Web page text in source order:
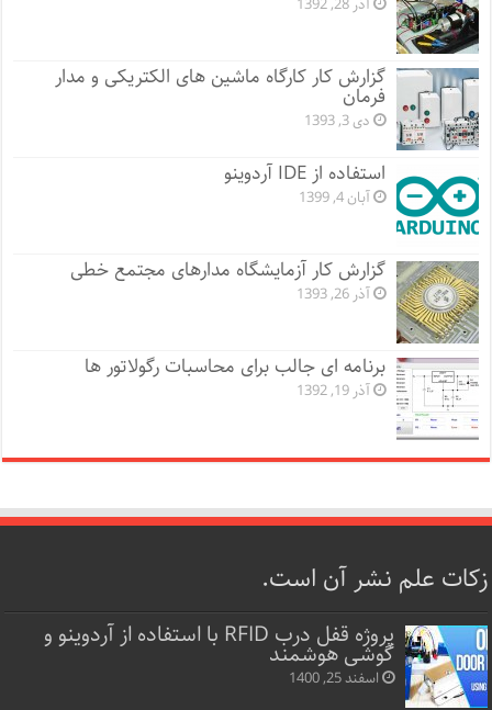
گزارش کار کارگاه ماشین های الکتریکی و مدار
فرمان
دی 3, 1393
استفاده از IDE آردوینو
آبان 4, 1399
گزارش کار آزمایشگاه مدارهای مجتمع خطی
آذر 26, 1393
برنامه ای جالب برای محاسبات رگولاتور ها
آذر 19, 1392
زکات علم نشر آن است.
پروژه قفل‌ درب RFID با استفاده از آردوینو و
گوشی هوشمند
اسفند 25, 1400